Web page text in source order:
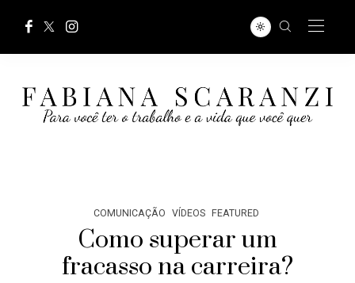
COMUNICAÇÃO VÍDEOS FEATURED
Como superar um
fracasso na carreira?